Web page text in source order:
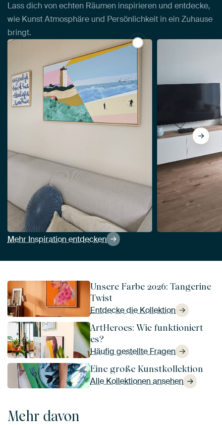
Lass dich von echten Räumen inspirieren und entdecke,
wie Kunst Atmosphäre und Persönlichkeit in ein Zuhause
bringt.
Mehr Inspiration entdecken
Unsere Farbe 2026: Tangerine
Twist
Entdecke die Kollektion
ArtHeroes: Wie funktioniert
es?
Häufig gestellte Fragen
Eine große Kunstkollektion
Alle Kollektionen ansehen
Mehr davon